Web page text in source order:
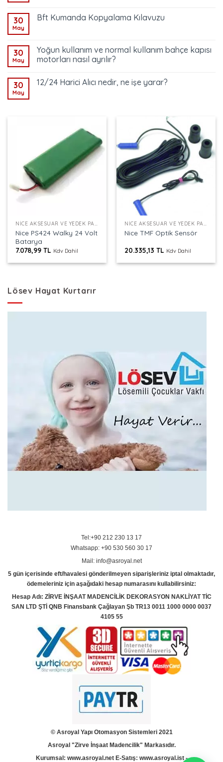
30
May
Bft Kumanda Kopyalama Kılavuzu
30
May
Yoğun kullanım ve normal kullanım bahçe kapısı
motorları nasıl ayrılır?
30
May
12/24 Harici Alıcı nedir, ne işe yarar?
NICE AKSESUAR VE YEDEK PARÇALAR
Nice PS424 Walky 24 Volt
Batarya
7.078,99TL Kdv Dahil
NICE AKSESUAR VE YEDEK PARÇALAR
Nice TMF Optik Sensör
20.335,13TL Kdv Dahil
Lösev Hayat Kurtarır
Tel:+90 212 230 13 17
Whatsapp: +90 530 560 30 17
Mail: info@asroyal.net
5 gün içerisinde eft/havalesi gönderilmeyen siparişleriniz iptal olmaktadır,
ödemeleriniz için aşağıdaki hesap numarasını kullabilirsiniz:
Hesap Adı: ZİRVE İNŞAAT MADENCİLİK DEKORASYON NAKLİYAT TİC
SAN LTD ŞTİ QNB Finansbank Çağlayan Şb TR13 0011 1000 0000 0037
4105 55
© Asroyal Yapı Otomasyon Sistemleri 2021
Asroyal "Zirve İnşaat Madencilik" Markasıdır.
Kurumsal: www.asroyal.netE-Satış: www.asroyal.ist-